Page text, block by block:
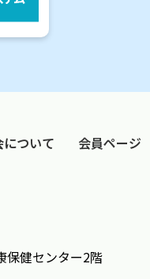
ついて 会員ページ
健センター2階